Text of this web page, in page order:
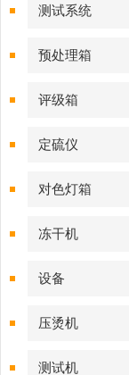
测试系统
预处理箱
评级箱
定硫仪
对色灯箱
冻干机
设备
压烫机
测试机